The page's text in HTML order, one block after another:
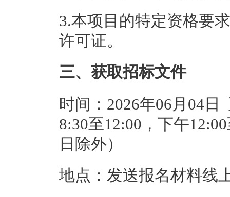
3.本项目的特定资格要
许可证。
三、获取招标文件
时间：2026年06月04
8:30至12:00，下午
日除外）
地点：发送报名材料线